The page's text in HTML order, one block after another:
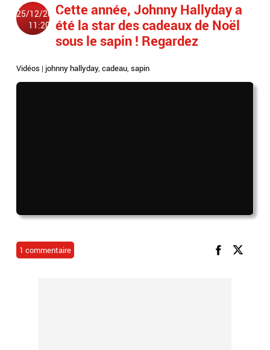
25/12/2017
11:20
Cette année, Johnny Hallyday a
été la star des cadeaux de Noël
sous le sapin ! Regardez
Vidéos | johnny hallyday,cadeau,sapin
1 commentaire